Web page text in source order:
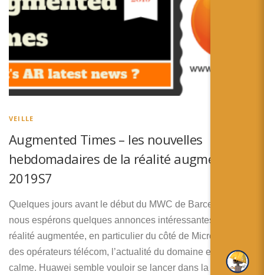
VEILLE
Augmented Times – les nouvelles
hebdomadaires de la réalité augmentée –
2019S7
Quelques jours avant le début du MWC de Barcelone où
nous espérons quelques annonces intéressantes pour la
réalité augmentée, en particulier du côté de Microsoft et
des opérateurs télécom, l’actualité du domaine est assez
calme. Huawei semble vouloir se lancer dans la bataille